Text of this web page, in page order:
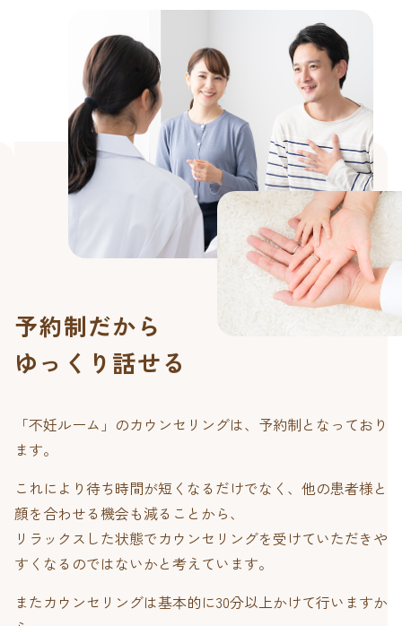
予約制だから
ゆっくり話せる
「不妊ルーム」のカウンセリングは、予約制となっており
ます。
これにより待ち時間が短くなるだけでなく、他の患者様と
顔を合わせる機会も減ることから、
リラックスした状態でカウンセリングを受けていただきや
すくなるのではないかと考えています。
またカウンセリングは基本的に30分以上かけて行いますか